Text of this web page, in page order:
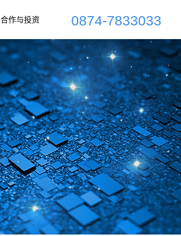
合作与投资 0874-7833033